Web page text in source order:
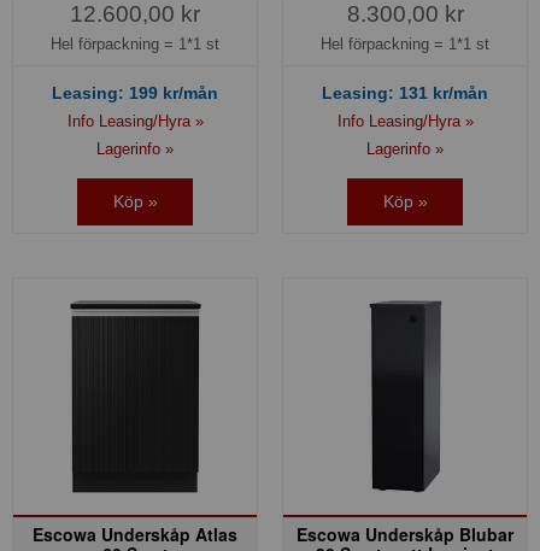
12.600,00 kr
Hel förpackning = 1*1 st
Leasing: 199 kr/mån
Info Leasing/Hyra »
Lagerinfo »
Köp »
8.300,00 kr
Hel förpackning = 1*1 st
Leasing: 131 kr/mån
Info Leasing/Hyra »
Lagerinfo »
Köp »
Escowa Underskåp Atlas
Escowa Underskåp Blubar